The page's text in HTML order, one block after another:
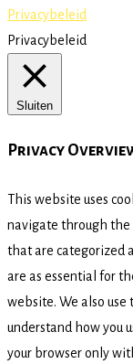
Privacybeleid
Privacybeleid
Sluiten
Privacy
This website uses
navigate through the
that are categorized
are as essential for
website. We also
understand how you
your browser only